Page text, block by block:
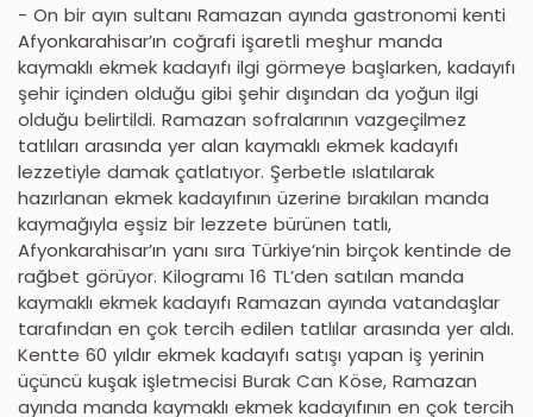
- On bir ayın sultanı Ramazan ayında gastronomi kenti
Afyonkarahisar’ın coğrafi işaretli meşhur manda
kaymaklı ekmek kadayıfı ilgi görmeye başlarken, kadayıfı
şehir içinden olduğu gibi şehir dışından da yoğun ilgi
olduğu belirtildi. Ramazan sofralarının vazgeçilmez
tatlıları arasında yer alan kaymaklı ekmek kadayıfı
lezzetiyle damak çatlatıyor. Şerbetle ıslatılarak
hazırlanan ekmek kadayıfının üzerine bırakılan manda
kaymağıyla eşsiz bir lezzete bürünen tatlı,
Afyonkarahisar’ın yanı sıra Türkiye’nin birçok kentinde de
rağbet görüyor. Kilogramı 16 TL’den satılan manda
kaymaklı ekmek kadayıfı Ramazan ayında vatandaşlar
tarafından en çok tercih edilen tatlılar arasında yer aldı.
Kentte 60 yıldır ekmek kadayıfı satışı yapan iş yerinin
üçüncü kuşak işletmecisi Burak Can Köse, Ramazan
ayında manda kaymaklı ekmek kadayıfının en çok tercih